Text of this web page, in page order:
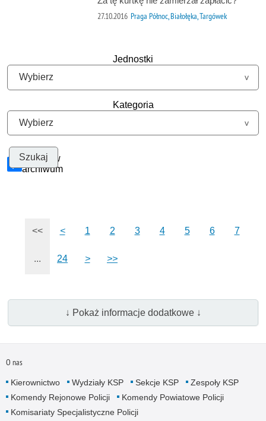
27.10.2016 Praga Północ, Białołęka, Targówek
Jednostki
Kategoria
Szukaj w
archiwum
<< < 1 2 3 4 5 6 7
... 24 > >>
↓ Pokaż informacje dodatkowe ↓
O nas
Kierownictwo Wydziały KSP Sekcje KSP
Zespoły KSP
Komendy Rejonowe Policji
Komendy Powiatowe Policji
Komisariaty Specjalistyczne Policji